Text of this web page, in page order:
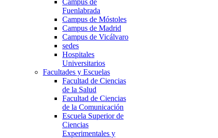
Campus de
Fuenlabrada
Campus de Móstoles
Campus de Madrid
Campus de Vicálvaro
sedes
Hospitales
Universitarios
Facultades y Escuelas
Facultad de Ciencias
de la Salud
Facultad de Ciencias
de la Comunicación
Escuela Superior de
Ciencias
Experimentales y